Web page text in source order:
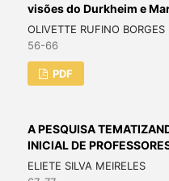
visões do Durkheim e
OLIVETTE RUFINO
56-66
PDF
A PESQUISA
INICIAL DE
ELIETE SILVA MEIRELES